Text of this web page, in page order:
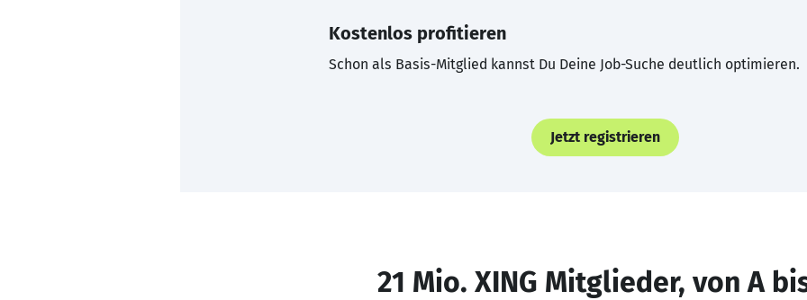
Kostenlos profitieren
Schon als Basis-Mitglied kannst Du Deine Job-Suche deutlich optimieren.
Jetzt registrieren
21 Mio. XING Mitglieder, von A